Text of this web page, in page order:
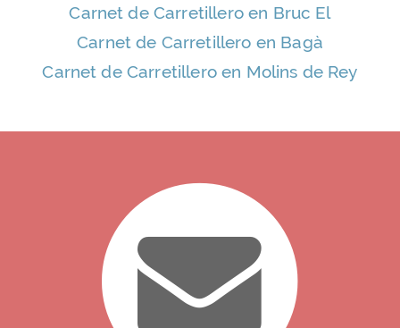
Carnet de Carretillero en Bruc El
Carnet de Carretillero en Bagà
Carnet de Carretillero en Molins de Rey